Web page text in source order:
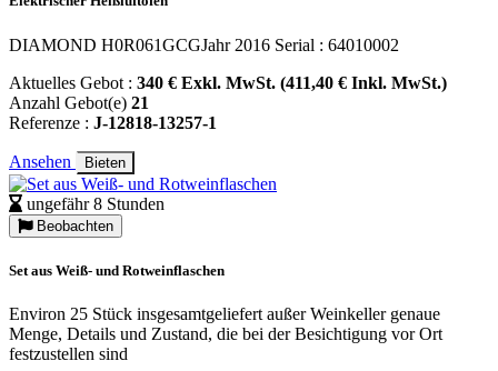
DIAMOND H0R061GCGJahr 2016 Serial : 64010002
Aktuelles Gebot : 340 € Exkl. MwSt. (411,40 € Inkl. MwSt.)
Anzahl Gebot(e) 21
Referenze : J-12818-13257-1
Ansehen Bieten
ungefähr 8 Stunden
Beobachten
Set aus Weiß- und Rotweinflaschen
Environ 25 Stück insgesamtgeliefert außer Weinkeller genaue
Menge, Details und Zustand, die bei der Besichtigung vor Ort
festzustellen sind